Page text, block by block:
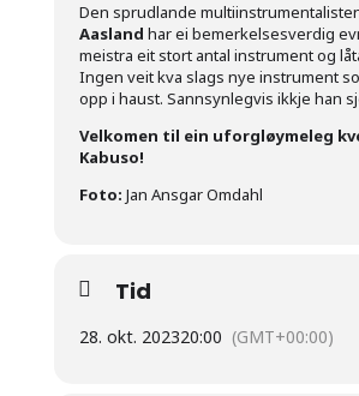
Den sprudlande
Aasland har ei bemerkelsesverdig
meistra eit stort antal instrument og
Ingen veit kva slags nye instrument
opp i haust. Sannsynlegvis ikkje han
Velkomen til ein uforgløymeleg
Kabuso!
Foto: Jan Ansgar Omdahl
Tid
28. okt. 202320:00 (GMT+00:00)